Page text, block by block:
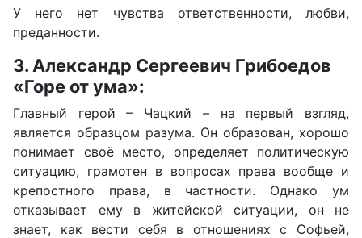
У него нет чувства ответственности, любви,
преданности.
3. Александр Сергеевич Грибоедов
«Горе от ума»:
Главный герой – Чацкий – на первый взгляд,
является образцом разума. Он образован, хорошо
понимает своё место, определяет политическую
ситуацию, грамотен в вопросах права вообще и
крепостного права, в частности. Однако ум
отказывает ему в житейской ситуации, он не
знает, как вести себя в отношениях с Софьей,